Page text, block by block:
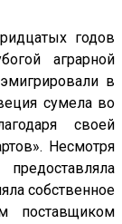
годов
аграрной
в
сумела во
своей
Несмотря
собственное
поставщиком